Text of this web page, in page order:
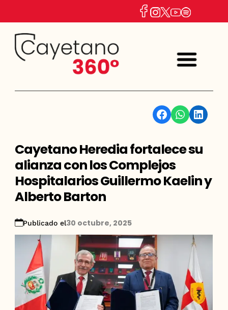
Facebook WhatsApp Linkedin
Cayetano Heredia fortalece su
alianza con los Complejos
Hospitalarios Guillermo Kaelin y
Alberto Barton
Publicado el30 octubre, 2025